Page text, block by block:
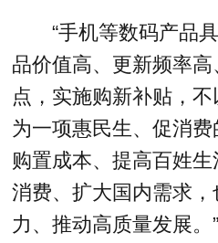
“手机等数码产品具
品价值高、更新频率
点，实施购新补贴，不
为一项惠民生、促消
购置成本、提高百姓
消费、扩大国内需求
力、推动高质量发展